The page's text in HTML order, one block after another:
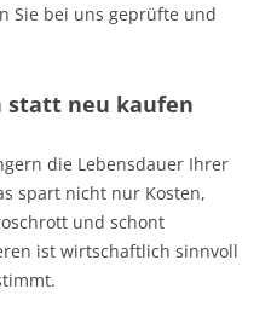
Sie bei uns geprüfte und
statt neu kaufen
die Lebensdauer Ihrer
spart nicht nur Kosten,
und schont
ist wirtschaftlich sinnvoll